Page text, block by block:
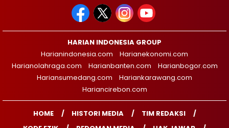
HARIAN INDONESIA GROUP
Harianindonesia.com
Harianekonomi.com
Harianolahraga.com
Harianbanten.com
Harianbogor.com
Hariansumedang.com
Hariankarawang.com
Hariancirebon.com
HOME HISTORI MEDIA
TIM REDAKSI